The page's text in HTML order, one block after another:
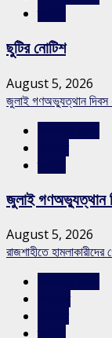
ছুটির নোটিশ
August 5, 2026
জুলাই গণঅভ্যুত্থান দিবস
জুলাই গণঅভ্যুত্থান
August 5, 2026
রাজশাহীতে